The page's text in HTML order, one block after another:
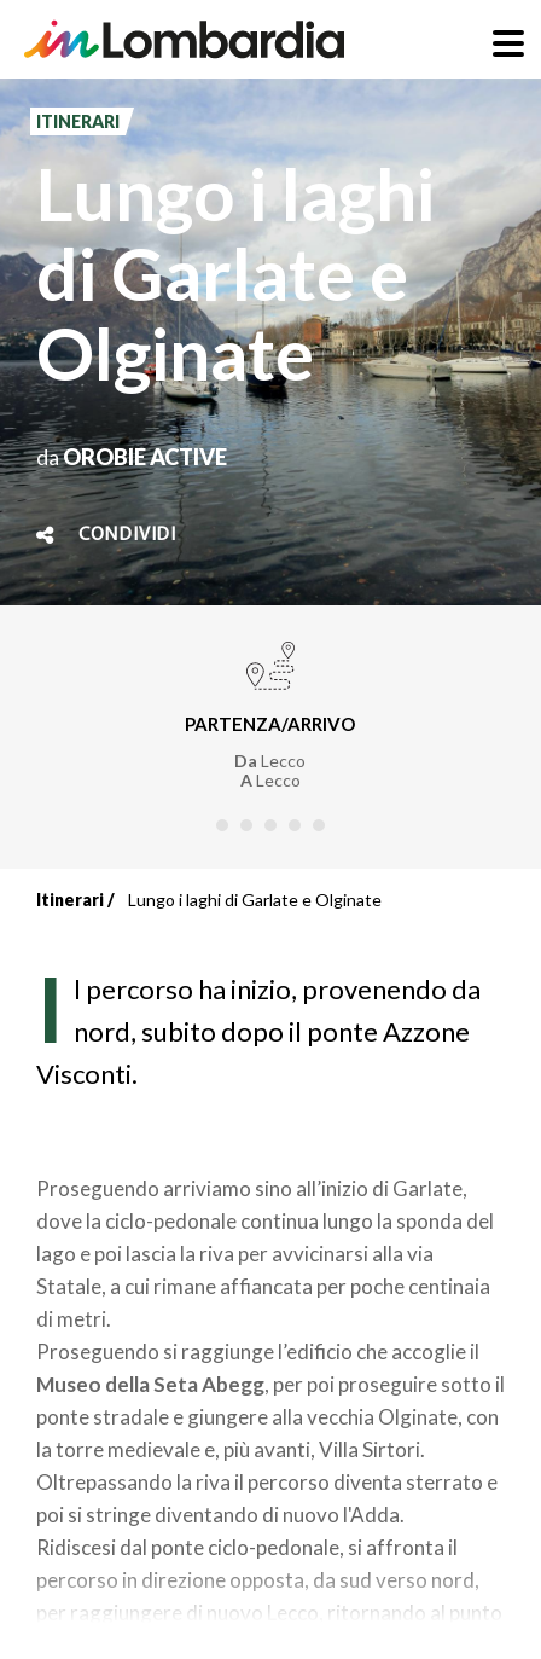
Salta
al
ITINERARI
Lungo i laghi
di Garlate e
Olginate
daOROBIE ACTIVE
CONDIVIDI
PARTENZA/ARRIVO
Da Lecco
ALecco
Briciole
di
pane
Itinerari Lungo i laghi di Garlate e Olginate
I l percorso ha inizio, provenendo da
nord, subito dopo il ponte Azzone
Visconti.
Proseguendo arriviamo sino all’inizio di Garlate,
dove la ciclo-pedonale continua lungo la sponda del
lago e poi lascia la riva per avvicinarsi alla via
Statale, a cui rimane affiancata per poche centinaia
di metri.
Proseguendo si raggiunge l’edificio che accoglie il
Museo della Seta Abegg, per poi proseguire sotto il
ponte stradale e giungere alla vecchia Olginate, con
la torre medievale e, più avanti, Villa Sirtori.
Oltrepassando la riva il percorso diventa sterrato e
poi si stringe diventando di nuovo l'Adda.
Ridiscesi dal ponte ciclo-pedonale, si affronta il
percorso in direzione opposta, da sud verso nord,
per raggiungere di nuovo Lecco, ritornando al punto